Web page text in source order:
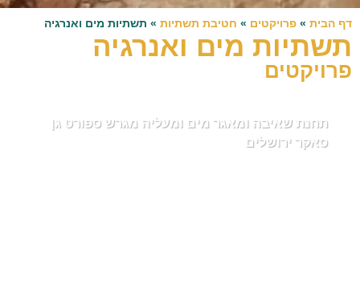
דף הבית » פרויקטים » חטיבת תשתיות » תשתיות מים ואנרגיה
תשתיות מים ואנרגיה
פרויקטים
תחנת שאיבה ומאגר מים ומעליה מגרש ספורט גן
סאקר ירושלים